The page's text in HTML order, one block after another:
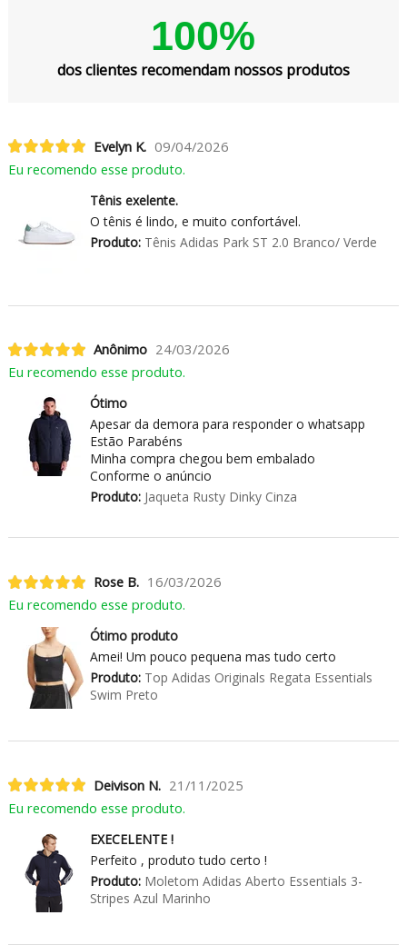
100%
dos clientes recomendam nossos produtos
Evelyn K. 09/04/2026
Eu recomendo esse produto.
Tênis exelente.
O tênis é lindo, e muito confortável.
Produto:Tênis Adidas Park ST 2.0 Branco/ Verde
Anônimo 24/03/2026
Eu recomendo esse produto.
Ótimo
Apesar da demora para responder o whatsapp
Estão Parabéns
Minha compra chegou bem embalado
Conforme o anúncio
Produto:Jaqueta Rusty Dinky Cinza
Rose B. 16/03/2026
Eu recomendo esse produto.
Ótimo produto
Amei! Um pouco pequena mas tudo certo
Produto:Top Adidas Originals Regata Essentials
Swim Preto
Deivison N. 21/11/2025
Eu recomendo esse produto.
EXECELENTE !
Perfeito , produto tudo certo !
Produto:Moletom Adidas Aberto Essentials 3-
Stripes Azul Marinho